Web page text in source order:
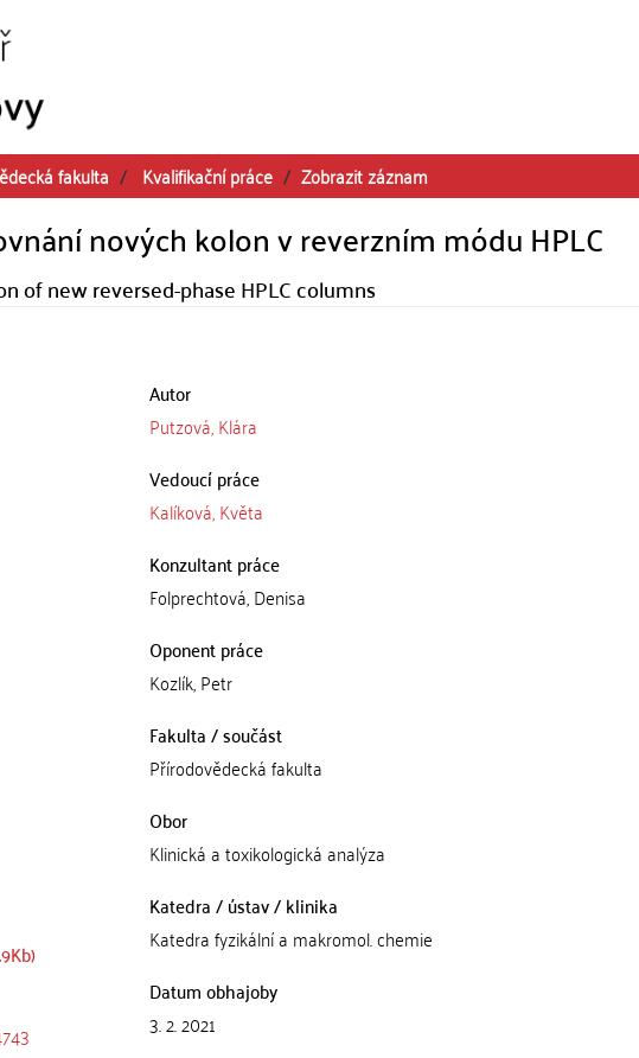
fakulta Kvalifikační práce Zobrazit záznam
nových kolon v reverzním módu HPLC
of new reversed-phase HPLC columns
Autor
Putzová, Klára
Vedoucí práce
Kalíková, Květa
Konzultant práce
Folprechtová, Denisa
Oponent práce
Kozlík, Petr
Fakulta / součást
Přírodovědecká fakulta
Obor
Klinická a toxikologická analýza
Katedra / ústav / klinika
Katedra fyzikální a makromol. chemie
Datum obhajoby
3. 2. 2021